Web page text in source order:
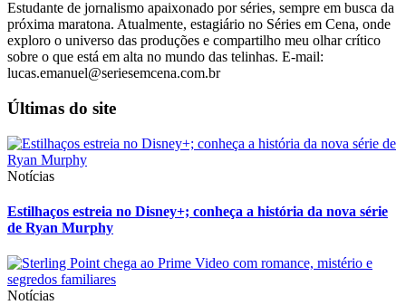
Estudante de jornalismo apaixonado por séries, sempre em busca da
próxima maratona. Atualmente, estagiário no Séries em Cena, onde
exploro o universo das produções e compartilho meu olhar crítico
sobre o que está em alta no mundo das telinhas. E-mail:
lucas.emanuel@seriesemcena.com.br
Últimas do site
Notícias
Estilhaços estreia no Disney+; conheça a história da nova série
de Ryan Murphy
Notícias